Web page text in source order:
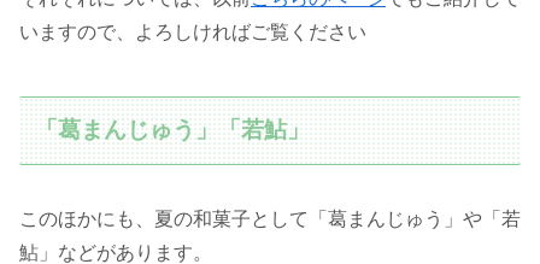
いますので、よろしければご覧ください
「葛まんじゅう」「若鮎」
このほかにも、夏の和菓子として「葛まんじゅう」や「若
鮎」などがあります。